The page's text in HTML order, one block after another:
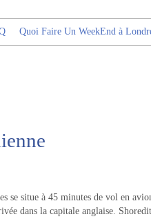
Quoi Faire Un WeekEnd à
se situe à 45 minutes de vol en
dans la capitale anglaise.